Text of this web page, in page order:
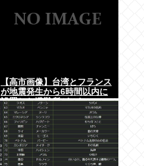
【高市画像】台湾とフランス
が地震発生から6時間以内に
設置した避難所がこれwww